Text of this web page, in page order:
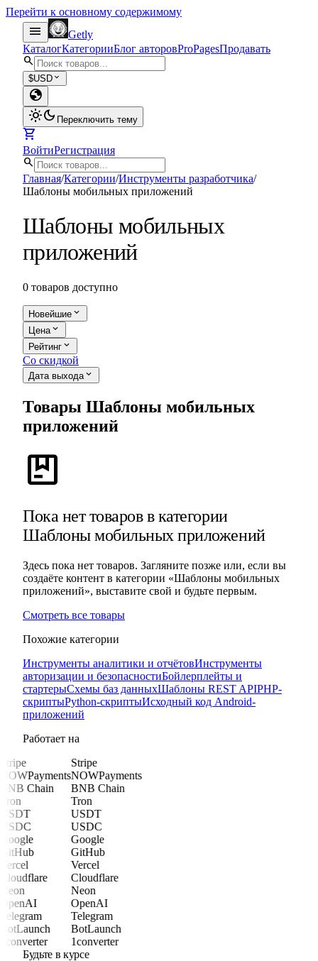
Перейти к основному содержимому
menu
Getly
КаталогКатегорииБлог авторовProPagesПродавать
search
$USD expand_more
globe
light_modedark_mode Переключить тему
shopping_cart
ВойтиРегистрация
search
Главная/Категории/Инструменты разработчика/
Шаблоны мобильных приложений
Шаблоны мобильных
приложений
0 товаров доступно
Новейшие expand_more
Цена expand_more
Рейтинг expand_more
Со скидкой
Дата выхода expand_more
Товары Шаблоны мобильных
приложений
package
Пока нет товаров в категории
Шаблоны мобильных приложений
Здесь пока нет товаров. Загляните позже или, если вы
создаёте контент в категории «Шаблоны мобильных
приложений», выставите свой и будьте первым.
Смотреть все товары
Похожие категории
Инструменты аналитики и отчётовИнструменты
авторизации и безопасностиБойлерплейты и
стартерыСхемы баз данныхШаблоны REST APIPHP-
скриптыPython-скриптыИсходный код Android-
приложений
Работает на
Stripe
NOWPayments
BNB Chain
Tron
USDT
USDC
Google
GitHub
Vercel
Cloudflare
Neon
OpenAI
Telegram
BotLaunch
1converter
Stripe
NOWPayments
BNB Chain
Tron
USDT
USDC
Google
GitHub
Vercel
Cloudflare
Neon
OpenAI
Telegram
BotLaunch
1converter
Будьте в курсе